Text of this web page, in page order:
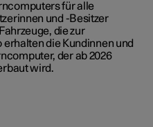
für alle
und -Besitzer
die zur
die Kundinnen und
der ab 2026
wird.